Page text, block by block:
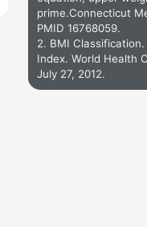
prime.Connecticut
PMID 16768059.
2. BMI
Index. World Health
July 27, 2012.